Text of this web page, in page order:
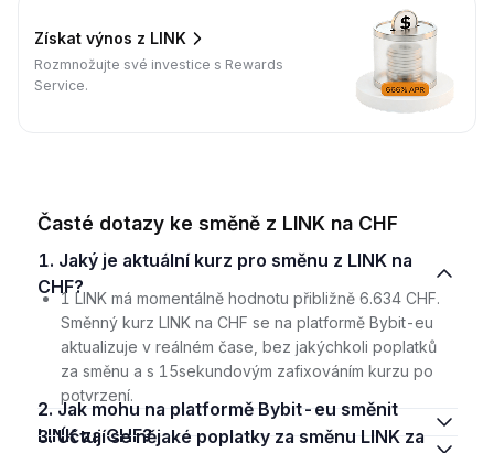
Získat výnos z LINK
Rozmnožujte své investice s Rewards
Service.
Časté dotazy ke směně z LINK na CHF
1. Jaký je aktuální kurz pro směnu z LINK na
CHF?
1 LINK má momentálně hodnotu přibližně 6.634 CHF.
Směnný kurz LINK na CHF se na platformě Bybit-eu
aktualizuje v reálném čase, bez jakýchkoli poplatků
za směnu a s 15sekundovým zafixováním kurzu po
potvrzení.
2. Jak mohu na platformě Bybit-eu směnit
LINK za CHF?
3. Účtují se nějaké poplatky za směnu LINK za